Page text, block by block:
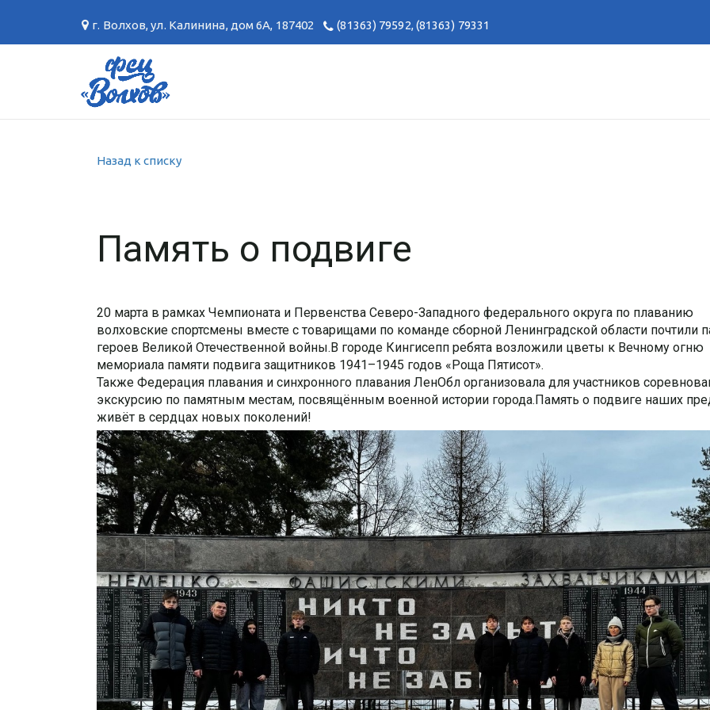
г. Волхов,ул. Калинина, дом 6А, 187402 (81363) 79592,(81363) 79331
Назад к списку
Память о подвиге
20 марта в рамках Чемпионата и Первенства Северо-Западного федерального округа по плаванию
волховские спортсмены вместе с товарищами по команде сборной Ленинградской области почтили
героев Великой Отечественной войны.В городе Кингисепп ребята возложили цветы к Вечному огню
мемориала памяти подвига защитников 1941–1945 годов «Роща Пятисот».
Также Федерация плавания и синхронного плавания ЛенОбл организовала для участников
экскурсию по памятным местам, посвящённым военной истории города.Память о подвиге наших
живёт в сердцах новых поколений!